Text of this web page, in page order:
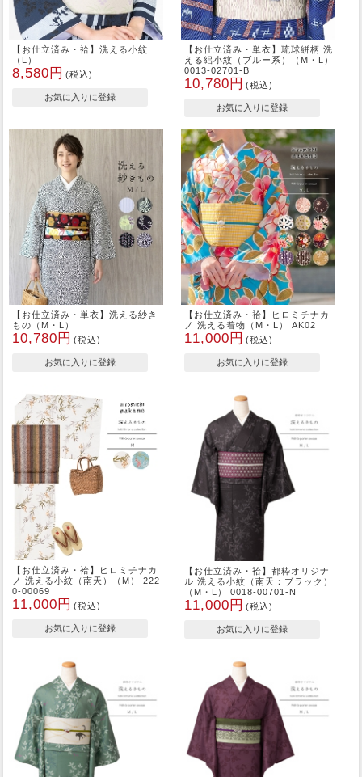
【お仕立済み・袷】洗える小紋
（L）
8,580円 (税込)
【お仕立済み・単衣】琉球絣柄 洗
える絽小紋（ブルー系）（M・L）
0013-02701-B
10,780円 (税込)
【お仕立済み・単衣】洗える紗き
もの（M・L）
10,780円 (税込)
【お仕立済み・袷】ヒロミチナカ
ノ 洗える着物（M・L） AK02
11,000円 (税込)
【お仕立済み・袷】ヒロミチナカ
ノ 洗える小紋（南天）（M） 222
0-00069
11,000円 (税込)
【お仕立済み・袷】都粋オリジナ
ル 洗える小紋（南天：ブラック）
（M・L） 0018-00701-N
11,000円 (税込)